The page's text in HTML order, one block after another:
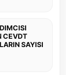
CEVDT
SAYISI